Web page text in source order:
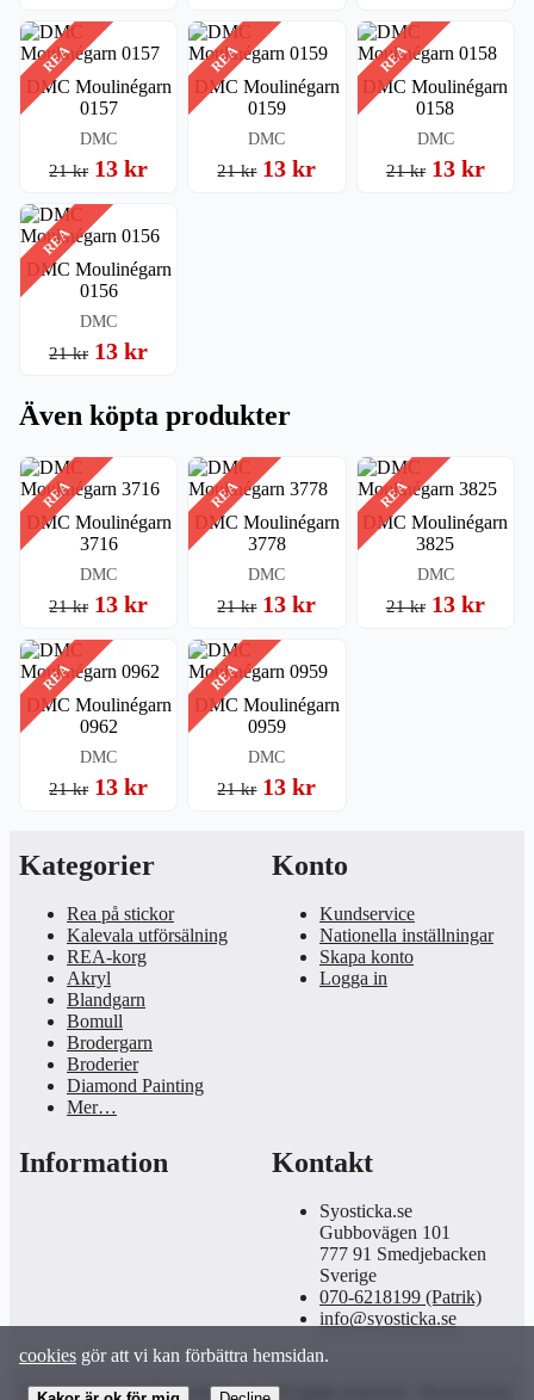
REA
DMC Moulinégarn
0157
DMC
21 kr 13 kr
REA
DMC Moulinégarn
0159
DMC
21 kr 13 kr
REA
DMC Moulinégarn
0158
DMC
21 kr 13 kr
REA
DMC Moulinégarn
0156
DMC
21 kr 13 kr
Även köpta produkter
REA
DMC Moulinégarn
3716
DMC
21 kr 13 kr
REA
DMC Moulinégarn
3778
DMC
21 kr 13 kr
REA
DMC Moulinégarn
3825
DMC
21 kr 13 kr
REA
DMC Moulinégarn
0962
DMC
21 kr 13 kr
REA
DMC Moulinégarn
0959
DMC
21 kr 13 kr
cookies gör att vi kan förbättra hemsidan.
Kategorier
Rea på stickor
Kalevala utförsälning
REA-korg
Akryl
Blandgarn
Bomull
Brodergarn
Broderier
Diamond Painting
Mer…
Konto
Kundservice
Nationella inställningar
Skapa konto
Logga in
Information Kontakt
Syosticka.se
Gubbovägen 101
777 91 Smedjebacken
Sverige
070-6218199 (Patrik)
info@syosticka.se
Copyright © 2026 Syosticka.se. All rights reserved · Powered by